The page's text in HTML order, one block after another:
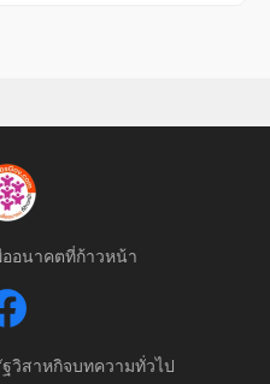
อนาคตที่ก้าวหน้า
ฐวิสาหกิจบทความทั่วไป